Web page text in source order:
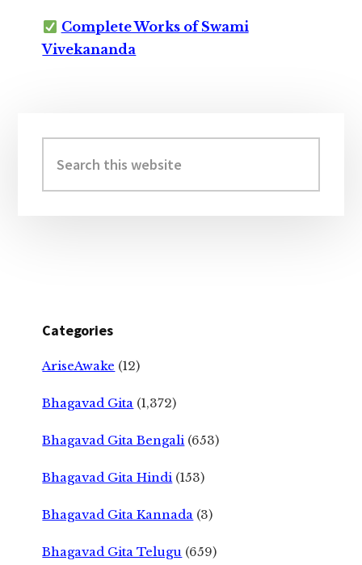
Complete Works of Swami
Vivekananda
Sidebar
this
website
Categories
AriseAwake (12)
Bhagavad Gita (1,372)
Bhagavad Gita Bengali (653)
Bhagavad Gita Hindi (153)
Bhagavad Gita Kannada (3)
Bhagavad Gita Telugu (659)